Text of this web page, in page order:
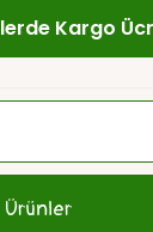
Kargo
Ürünler